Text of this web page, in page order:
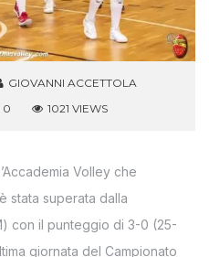
GIOVANNI ACCETTOLA
0 1021 VIEWS
Volley che
stata superata dalla
con il punteggio di 3-0 (25-
giornata del Campionato